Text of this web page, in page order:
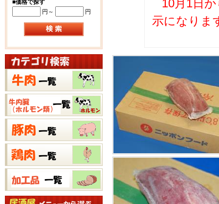
■価格で探す
円～
円
10月1日
示になりま